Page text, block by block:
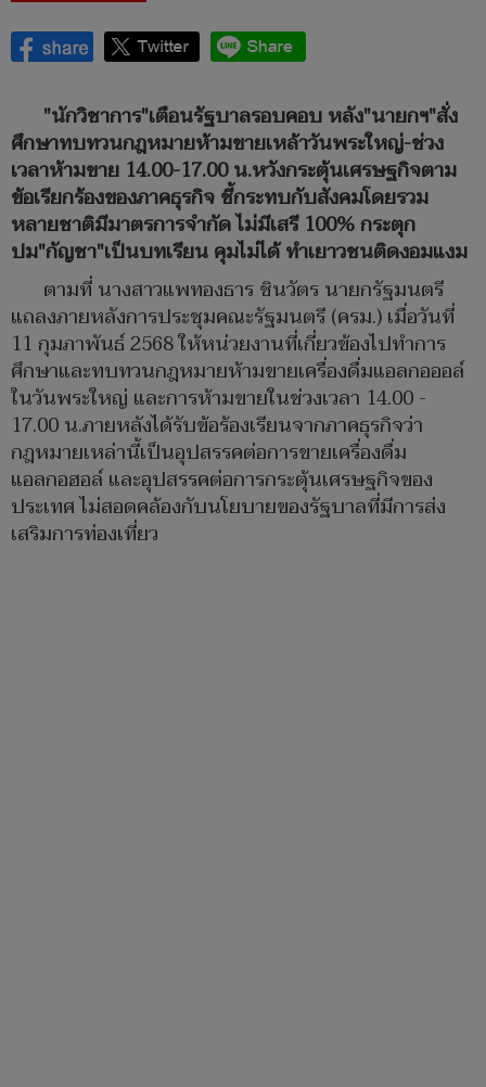
"นักวิชาการ"เตือนรัฐบาลรอบคอบ หลัง"นายกฯ"สั่ง
ศึกษาทบทวนกฎหมายห้ามขายเหล้าวันพระใหญ่-ช่วง
เวลาห้ามขาย 14.00-17.00 น.หวังกระตุ้นเศรษฐกิจตาม
ข้อเรียกร้องของภาคธุรกิจ ชี้กระทบกับสังคมโดยรวม
หลายชาติมีมาตรการจำกัด ไม่มีเสรี 100% กระตุก
ปม"กัญชา"เป็นบทเรียน คุมไม่ได้ ทำเยาวชนติดงอมแงม
ตามที่ นางสาวแพทองธาร ชินวัตร นายกรัฐมนตรี
แถลงภายหลังการประชุมคณะรัฐมนตรี (ครม.) เมื่อวันที่
11 กุมภาพันธ์ 2568 ให้หน่วยงานที่เกี่ยวข้องไปทำการ
ศึกษาและทบทวนกฎหมายห้ามขายเครื่องดื่มแอลกอออล์
ในวันพระใหญ่ และการห้ามขายในช่วงเวลา 14.00 -
17.00 น.ภายหลังได้รับข้อร้องเรียนจากภาคธุรกิจว่า
กฎหมายเหล่านี้เป็นอุปสรรคต่อการขายเครื่องดื่ม
แอลกอฮอล์ และอุปสรรคต่อการกระตุ้นเศรษฐกิจของ
ประเทศ ไม่สอดคล้องกับนโยบายของรัฐบาลที่มีการส่ง
เสริมการท่องเที่ยว